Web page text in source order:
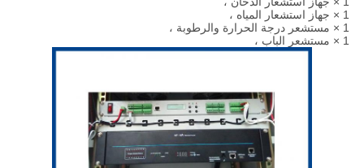
1 × جهاز استشعار المياه ،
1 × مستشعر درجة الحرارة والرطوبة ،
1 × مستشعر الباب ،